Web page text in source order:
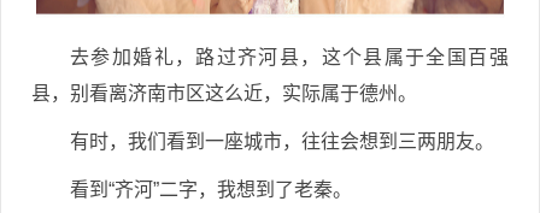
去参加婚礼，路过齐河县，这个县属于全国百强
县，别看离济南市区这么近，实际属于德州。
有时，我们看到一座城市，往往会想到三两朋友。
看到“齐河”二字，我想到了老秦。